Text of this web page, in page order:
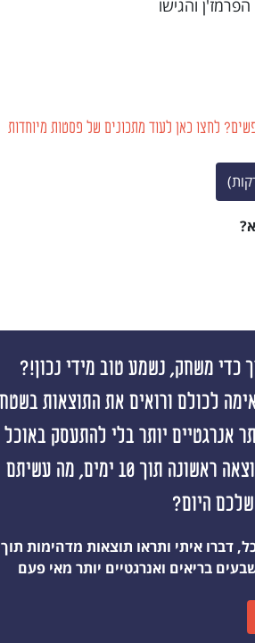
והגישו
לחצו כאן לעוד מתכונים של פסטות מיוחדות
כדי משחק, נשמע טוב מידי נכון!?
לכולם ורואים את התוצאות
אנרגטיים יותר בלי להתעסק באוכל
כל היום, קבלו תוצאה ראשונה תוך 10 ימים, מה עשיתם
היום?
דברו איתי ותראו תוצאות מדהימות תוך